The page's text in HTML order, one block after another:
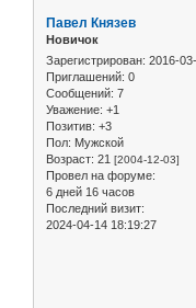
Павел Князев
Новичок
Зарегистрирован: 2016-
Приглашений: 0
Сообщений: 7
Уважение: +1
Позитив: +3
Пол: Мужской
Возраст: 21 [2004-12-03]
Провел на форуме:
6 дней 16 часов
Последний визит:
2024-04-14 18:19:27